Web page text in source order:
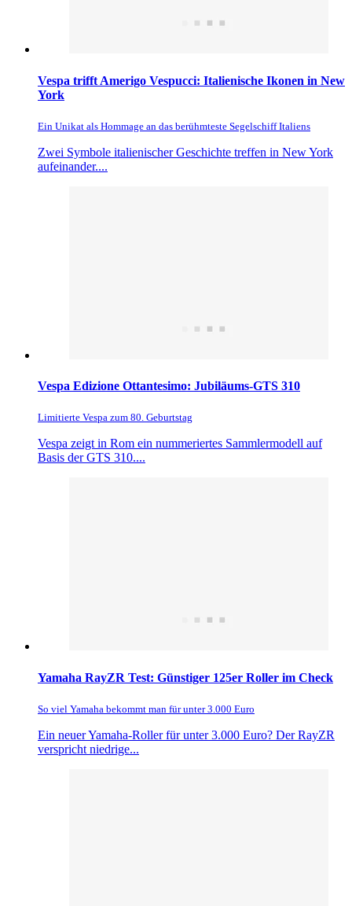
Vespa trifft Amerigo Vespucci: Italienische Ikonen in New
York
Ein Unikat als Hommage an das berühmteste Segelschiff Italiens
Zwei Symbole italienischer Geschichte treffen in New York
aufeinander....
Vespa Edizione Ottantesimo: Jubiläums-GTS 310
Limitierte Vespa zum 80. Geburtstag
Vespa zeigt in Rom ein nummeriertes Sammlermodell auf
Basis der GTS 310....
Yamaha RayZR Test: Günstiger 125er Roller im Check
So viel Yamaha bekommt man für unter 3.000 Euro
Ein neuer Yamaha-Roller für unter 3.000 Euro? Der RayZR
verspricht niedrige...